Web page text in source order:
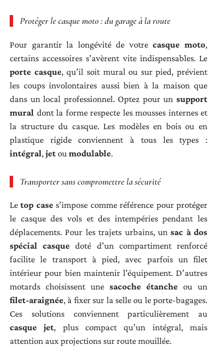
Protéger le casque moto : du garage à la route
Pour garantir la longévité de votrecasque moto,
certains accessoires s’avèrent vite indispensables. Le
porte casque, qu’il soit mural ou sur pied, prévient
les coups involontaires aussi bien à la maison que
dans un local professionnel. Optez pour un support
mural dont la forme respecte les mousses internes et
la structure du casque. Les modèles en bois ou en
plastique rigide conviennent à tous les types :
intégral,jetou modulable.
Transporter sans compromettre la sécurité
Letop cases’impose comme référence pour protéger
le casque des vols et des intempéries pendant les
déplacements. Pour les trajets urbains, unsac à dos
spécial casque doté d’un compartiment renforcé
facilite le transport à pied, avec parfois un filet
intérieur pour bien maintenir l’équipement. D’autres
motards choisissent une sacoche étanche ou un
filet-araignée, à fixer sur la selle ou le porte-bagages.
Ces solutions conviennent particulièrement au
casque jet, plus compact qu’un intégral, mais
attention aux projections sur route mouillée.